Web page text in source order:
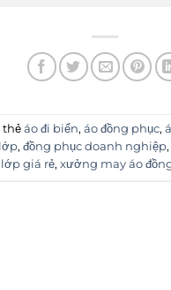
thẻáo đi biển, áo đồng phục,
, đồng phục doanh nghiệp,
giá rẻ, xưởng may áo